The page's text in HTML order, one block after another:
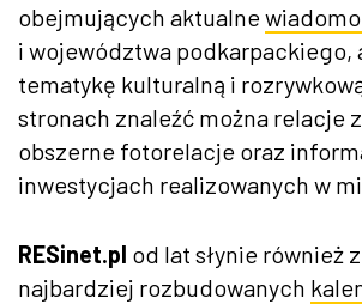
obejmujących aktualne
i województwa podkarpackiego,
tematykę kulturalną i
stronach znaleźć można relacje
obszerne fotorelacje oraz
inwestycjach realizowanych w
RESinet.pl od lat słynie również
najbardziej rozbudowanych